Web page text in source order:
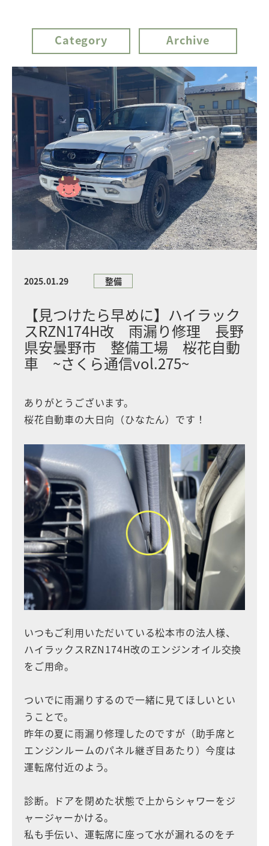
Category Archive
2025.01.29 整備
【見つけたら早めに】ハイラック
スRZN174H改 雨漏り修理 長野
県安曇野市 整備工場 桜花自動
車 ~さくら通信vol.275~
ありがとうございます。
桜花自動車の大日向（ひなたん）です！
いつもご利用いただいている松本市の法人様、
ハイラックスRZN174H改のエンジンオイル交換
をご用命。
ついでに雨漏りするので一緒に見てほしいとい
うことで。
昨年の夏に雨漏り修理したのですが（助手席と
エンジンルームのパネル継ぎ目あたり）今度は
運転席付近のよう。
診断。ドアを閉めた状態で上からシャワーをジ
ャージャーかける。
私も手伝い、運転席に座って水が漏れるのをチ